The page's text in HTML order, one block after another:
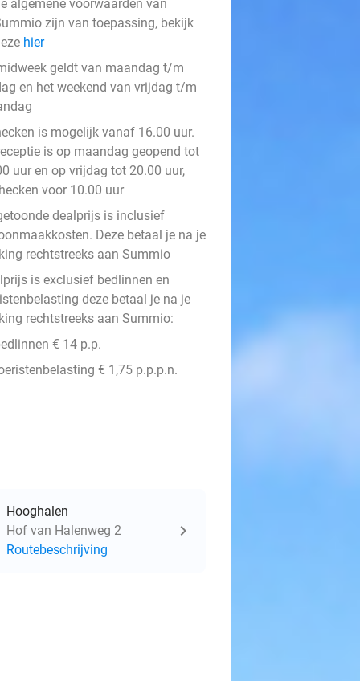
algemene voorwaarden van
zijn van toepassing, bekijk
hier
geldt van maandag t/m
en het weekend van vrijdag t/m
is mogelijk vanaf 16.00 uur.
is op maandag geopend tot
uur en op vrijdag tot 20.00 uur,
voor 10.00 uur
dealprijs is inclusief
Deze betaal je na je
rechtstreeks aan Summio
is exclusief bedlinnen en
deze betaal je na je
rechtstreeks aan Summio:
€ 14 p.p.
€ 1,75 p.p.p.n.
Hooghalen
Hof van Halenweg 2
Routebeschrijving